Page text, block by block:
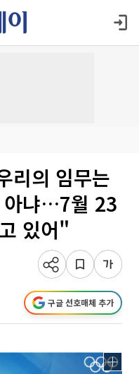
리의 임무는
아냐…7월 23
있어"
구글 선호매체 추가